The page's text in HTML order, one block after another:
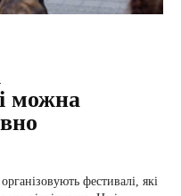
можна
фестивалі, які